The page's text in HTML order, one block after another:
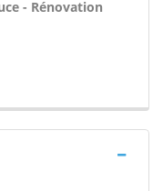
- Rénovation